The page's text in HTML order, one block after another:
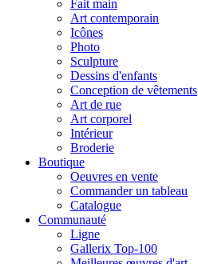
Fait main
Art contemporain
Icônes
Photo
Sculpture
Dessins d'enfants
Conception de vêtements
Art de rue
Art corporel
Intérieur
Broderie
Boutique
Oeuvres en vente
Commander un tableau
Catalogue
Communauté
Ligne
Gallerix Top-100